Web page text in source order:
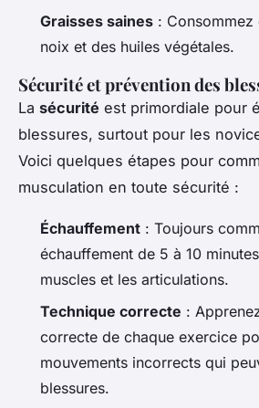
Graisses saines :
noix et des huiles végétales.
Sécurité et prévention des
La sécurité est primordiale pour
blessures, surtout pour les
Voici quelques étapes pour
musculation en toute sécurité :
Échauffement : Toujours
échauffement de 5 à 10
muscles et les articulations.
Technique correcte :
correcte de chaque exercice
mouvements incorrects qui
blessures.